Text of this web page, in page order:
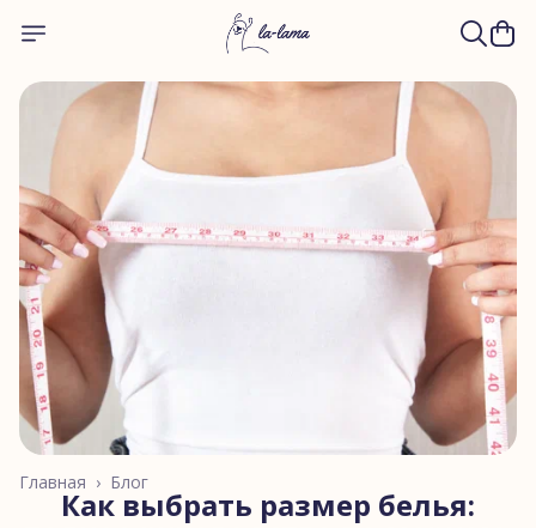
Блог
Главная ›
Как выбрать размер белья: